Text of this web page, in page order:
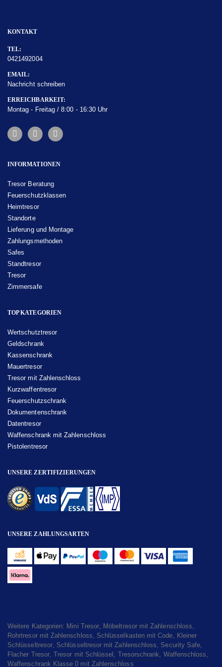
KONTAKT
TEL:
0421492004
EMAIL:
Nachricht schreiben
ERREICHBARKEIT:
Montag - Freitag / 8:00 - 16:30 Uhr
INFORMATIONEN
Tresor Beratung
Feuerschutzklassen
Heimtresor
Standorte
Lieferung und Montage
Zahlungsmethoden
Safes
Standtresor
Tresor
Zimmersafe
TOP KATEGORIEN
Wertschutztresor
Geldschrank
Kassenschrank
Mauertresor
Tresor mit Zahlenschloss
Kurzwaffentresor
Feuerschutzschrank
Dokumentenschrank
Datentresor
Waffenschrank mit Zahlenschloss
Pistolentresor
UNSERE ZERTIFIZIERUNGEN
UNSERE ZAHLUNGSARTEN
Weitere Kategorien: Mini Tresor, Möbeltresor mit Zahlenschloss,
Rohrtresor mit Zahlenschloss, Schlüsselkasten mit Code, Kleiner
Schlüsseltresor, Schlüsseltresor mit Zahlenschloss, Security Safe,
Flacher Tresor,Tresor mit Schlüssel , Tresorschrank, Waffenschloss,
Waffenschrank Klasse 0 mit Zahlenschloss